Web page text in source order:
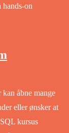
hands-on
åbne mange
eller ønsker at
kursus